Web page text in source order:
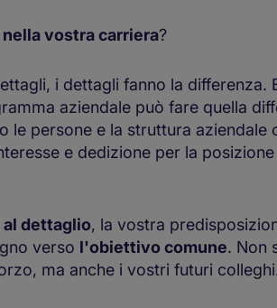
vostra carriera?
i dettagli fanno la differenza.
aziendale può fare quella
le persone e la struttura aziendale
e dedizione per la
dettaglio, la vostra
verso l'obiettivo comune. Non
ma anche i vostri futuri